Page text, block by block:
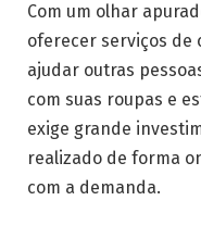
Com um olhar
oferecer serviços de
ajudar outras
com suas roupas e
exige grande
realizado de forma
com a demanda.